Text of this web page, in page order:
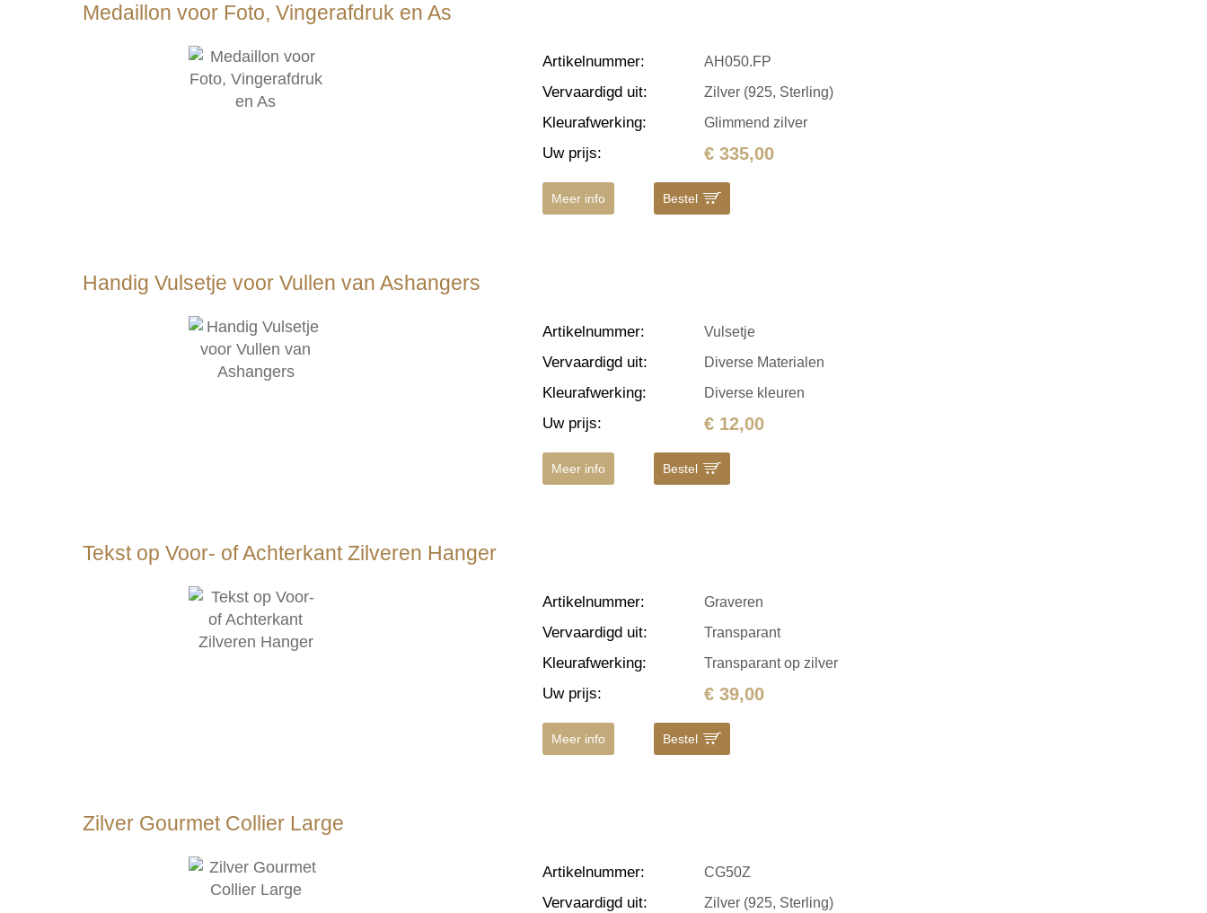
Medaillon voor Foto, Vingerafdruk en As
Artikelnummer: AH050.FP
Vervaardigd uit: Zilver (925, Sterling)
Kleurafwerking: Glimmend zilver
Uw prijs: € 335,00
Meer info Bestel
Handig Vulsetje voor Vullen van Ashangers
Artikelnummer: Vulsetje
Vervaardigd uit: Diverse Materialen
Kleurafwerking: Diverse kleuren
Uw prijs: € 12,00
Meer info Bestel
Tekst op Voor- of Achterkant Zilveren Hanger
Artikelnummer: Graveren
Vervaardigd uit: Transparant
Kleurafwerking: Transparant op zilver
Uw prijs: € 39,00
Meer info Bestel
Zilver Gourmet Collier Large
Artikelnummer: CG50Z
Vervaardigd uit: Zilver (925, Sterling)